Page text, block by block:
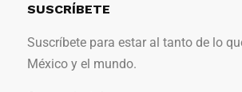
SUSCRÍBETE
Suscríbete para estar al tanto de lo
México y el mundo.